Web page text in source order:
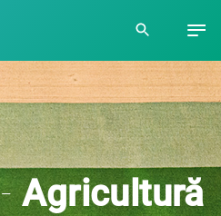
-Agricultură